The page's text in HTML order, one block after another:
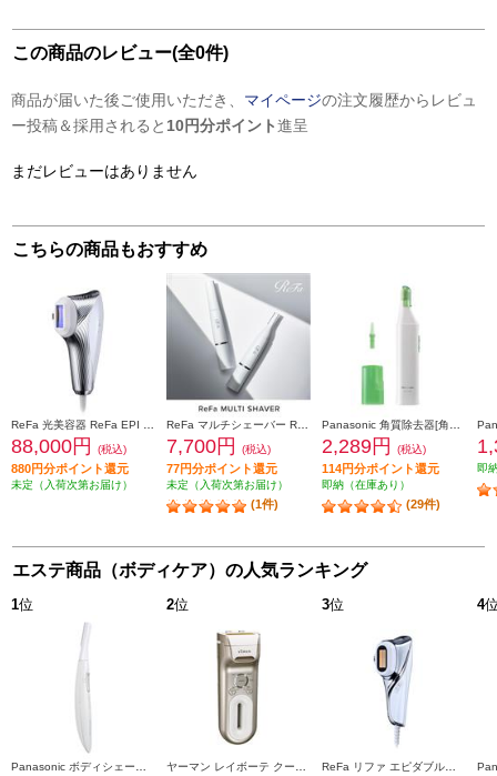
この商品のレビュー(全0件)
商品が届いた後ご使用いただき、 マイページの注文履歴からレビュ
ー投稿＆採用されると 10円分ポイント進呈
まだレビューはありません
こちらの商品もおすすめ
88,000円 (税込)
880円分ポイント還元
未定（入荷次第お届け）
7,700円 (税込)
77円分ポイント還元
未定（入荷次第お届け）
(1件)
2,289円 (税込)
114円分ポイント還元
即納（在庫あり）
(29件)
即
エステ商品（ボディケア）の人気ランキング
1位 2位 3位 4